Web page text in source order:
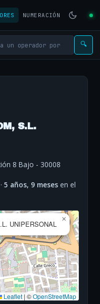
NUMERACIÓN
🔍
S.L.
8 Bajo - 30008
5 años, 9 meses en el
UNIPERSONAL
×
Leaflet | ©OpenStreetMap